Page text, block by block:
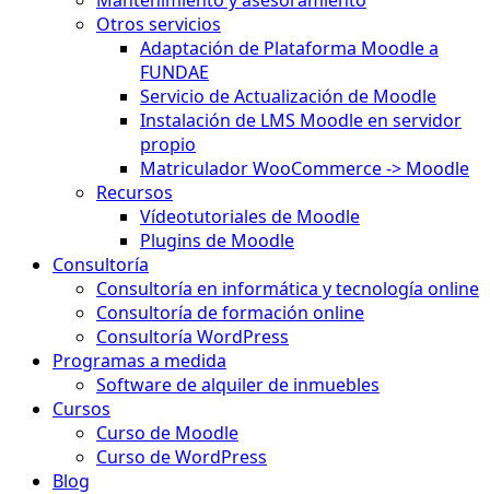
Otros servicios
Adaptación de Plataforma Moodle a
FUNDAE
Servicio de Actualización de Moodle
Instalación de LMS Moodle en servidor
propio
Matriculador WooCommerce -> Moodle
Recursos
Vídeotutoriales de Moodle
Plugins de Moodle
Consultoría
Consultoría en informática y tecnología online
Consultoría de formación online
Consultoría WordPress
Programas a medida
Software de alquiler de inmuebles
Cursos
Curso de Moodle
Curso de WordPress
Blog